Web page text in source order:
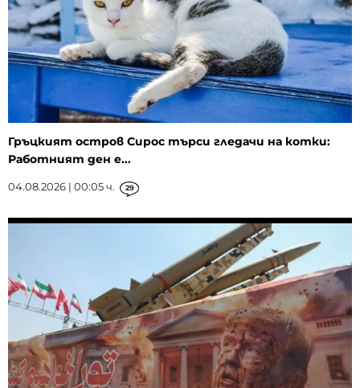
Гръцкият остров Сирос търси гледачи на котки:
Работният ден е...
04.08.2026 | 00:05 ч. 29